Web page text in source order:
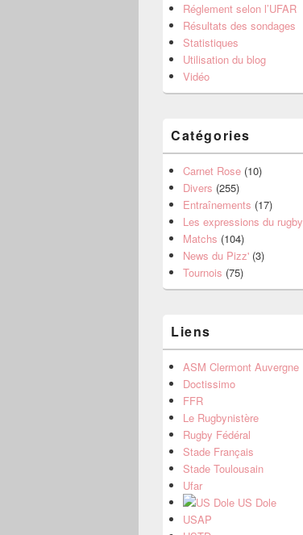
Réglement selon l’UFAR
Résultats des sondages
Statistiques
Utilisation du blog
Vidéo
Catégories
Carnet Rose (10)
Divers (255)
Entraînements (17)
Les expressions du rugby
Matchs (104)
News du Pizz' (3)
Tournois (75)
Liens
ASM Clermont Auvergne
Doctissimo
FFR
Le Rugbynistère
Rugby Fédéral
Stade Français
Stade Toulousain
Ufar
US Dole
USAP